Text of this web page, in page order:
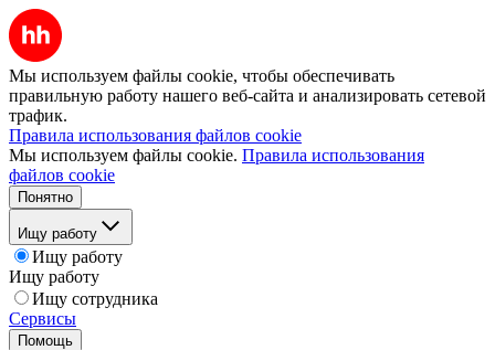
Мы используем файлы cookie, чтобы обеспечивать
правильную работу нашего веб-сайта и анализировать сетевой
трафик.
Правила использования файлов cookie
Мы используем файлы cookie. Правила использования
файлов cookie
Понятно
Ищу работу
Ищу работу
Ищу работу
Ищу сотрудника
Сервисы
Помощь